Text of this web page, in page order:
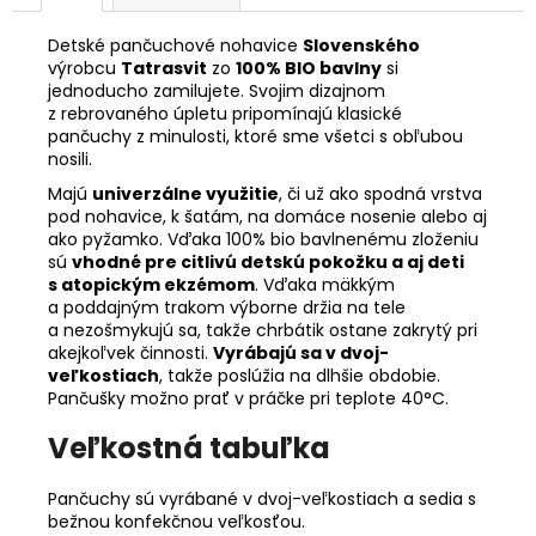
Detské pančuchové nohavice Slovenského
výrobcu Tatrasvit zo 100% BIO bavlny si
jednoducho zamilujete. Svojim dizajnom
z rebrovaného úpletu pripomínajú klasické
pančuchy z minulosti, ktoré sme všetci s obľubou
nosili.
Majú univerzálne využitie, či už ako spodná vrstva
pod nohavice, k šatám, na domáce nosenie alebo aj
ako pyžamko. Vďaka 100% bio bavlnenému zloženiu
sú vhodné pre citlivú detskú pokožku a aj deti
s atopickým ekzémom. Vďaka mäkkým
a poddajným trakom výborne držia na tele
a nezošmykujú sa, takže chrbátik ostane zakrytý pri
akejkoľvek činnosti. Vyrábajú sa v dvoj-
veľkostiach, takže poslúžia na dlhšie obdobie.
Pančušky možno prať v práčke pri teplote 40°C.
Veľkostná tabuľka
Pančuchy sú vyrábané v dvoj-veľkostiach a sedia s
bežnou konfekčnou veľkosťou.